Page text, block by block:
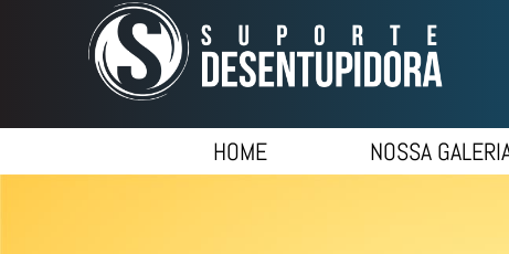
HOME NOSSA